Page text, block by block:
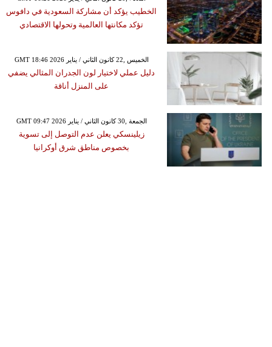
الخطيب يؤكد أن مشاركة السعودية في دافوس
تؤكد مكانتها العالمية وتحولها الاقتصادي
GMT 18:46 2026 الخميس ,22 كانون الثاني / يناير
دليل عملي لاختيار لون الجدران المثالي يضفي
على المنزل أناقة
GMT 09:47 2026 الجمعة ,30 كانون الثاني / يناير
زيلينسكي يعلن عدم التوصل إلى تسوية
بخصوص مناطق شرق أوكرانيا